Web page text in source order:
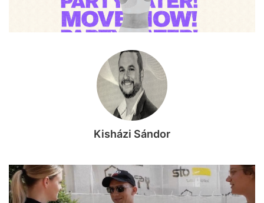
Kisházi Sándor